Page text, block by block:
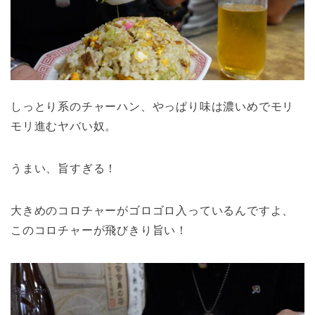
しっとり系のチャーハン、やっぱり味は濃いめでモリ
モリ進むヤバい奴。
うまい、旨すぎる！
大きめのコロチャーがゴロゴロ入っているんですよ、
このコロチャーが飛びきり旨い！